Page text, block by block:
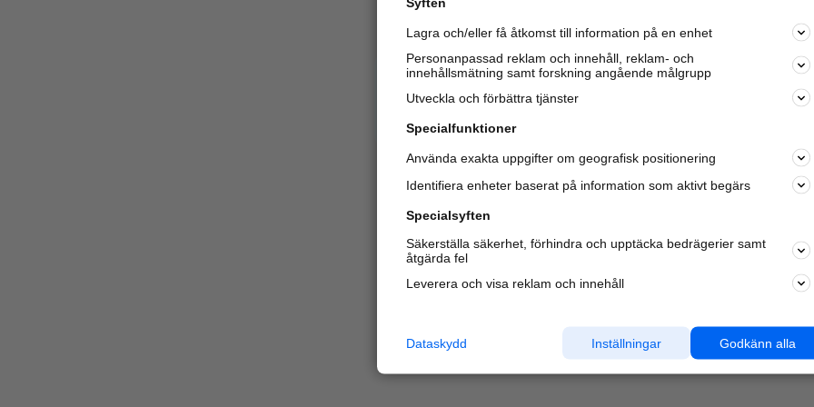
Varje vecka besöker du och 4 miljonerandra härliga
oss för att hitta rätt lokal information om företag,
Lagra och/eller få åtkomst till information på en enhet
Personanpassad reklam och innehåll, reklam- och
innehållsmätning samt forskning angående målgrupp
Utveckla och förbättra tjänster
Specialfunktioner
Använda exakta uppgifter om geografisk positionering
Identifiera enheter baserat på information som aktivt begärs
Specialsyften
Säkerställa säkerhet, förhindra och upptäcka bedrägerier samt
åtgärda fel
Leverera och visa reklam och innehåll
Godkänn alla
Inställningar
Dataskydd